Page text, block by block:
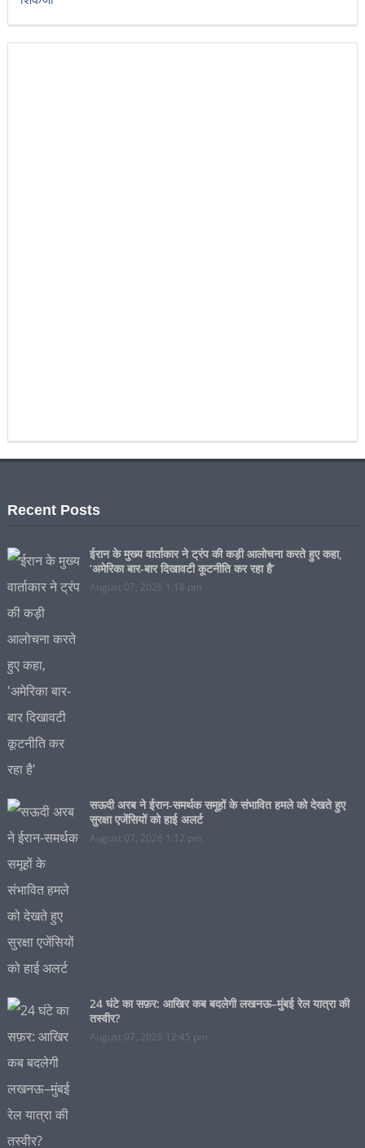
Recent Posts
ईरान के मुख्य वार्ताकार ने ट्रंप की कड़ी आलोचना करते हुए कहा,
‘अमेरिका बार-बार दिखावटी कूटनीति कर रहा है’
August 07, 2026 1:18 pm
सऊदी अरब ने ईरान-समर्थक समूहों के संभावित हमले को देखते हुए
सुरक्षा एजेंसियों को हाई अलर्ट
August 07, 2026 1:12 pm
24 घंटे का सफ़र: आखिर कब बदलेगी लखनऊ–मुंबई रेल यात्रा की
तस्वीर?
August 07, 2026 12:45 pm